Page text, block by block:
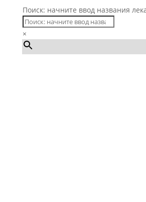
Поиск: начните ввод названия
×